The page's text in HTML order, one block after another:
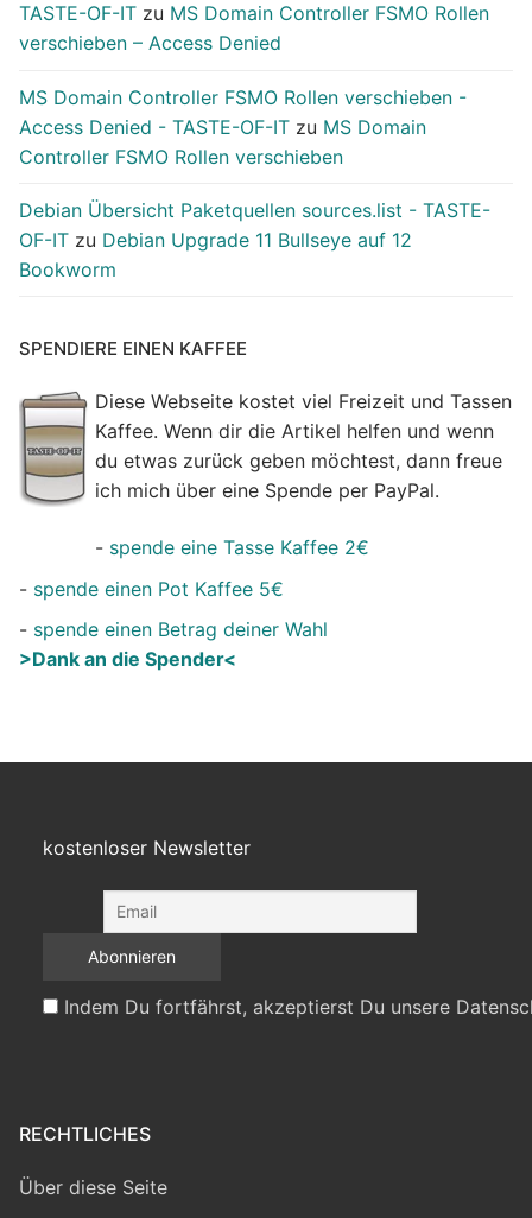
TASTE-OF-IT zu MS Domain Controller FSMO Rollen
verschieben – Access Denied
MS Domain Controller FSMO Rollen verschieben -
Access Denied - TASTE-OF-IT zu MS Domain
Controller FSMO Rollen verschieben
Debian Übersicht Paketquellen sources.list - TASTE-
OF-IT zu Debian Upgrade 11 Bullseye auf 12
Bookworm
SPENDIERE EINEN KAFFEE
Diese Webseite kostet viel Freizeit und Tassen
Kaffee. Wenn dir die Artikel helfen und wenn
du etwas zurück geben möchtest, dann freue
ich mich über eine Spende per PayPal.
- spende eine Tasse Kaffee 2€
- spende einen Pot Kaffee 5€
- spende einen Betrag deiner Wahl
>Dank an die Spender<
kostenloser Newsletter
Indem Du fortfährst, akzeptierst Du unsere
RECHTLICHES
Über diese Seite